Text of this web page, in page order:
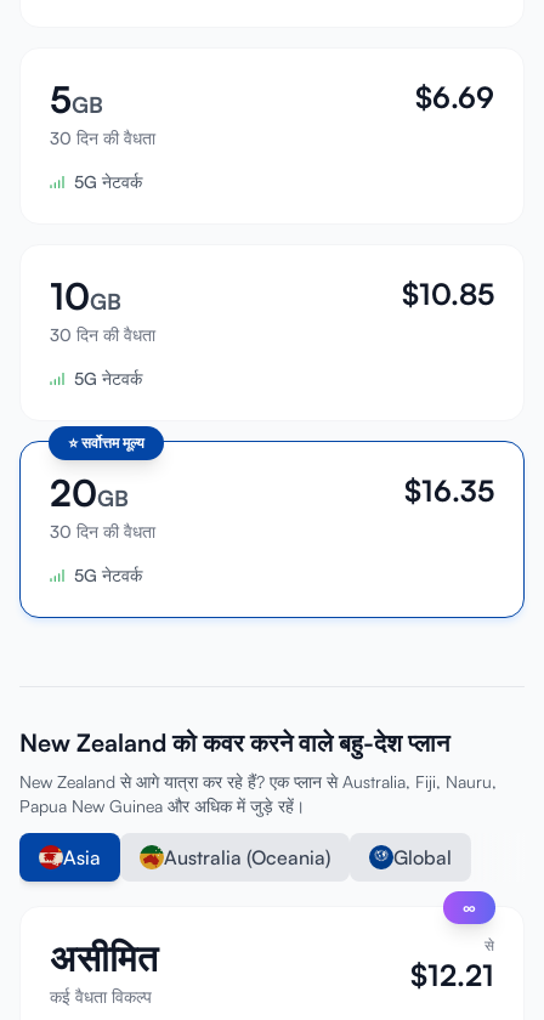
5GB
30 दिन की वैधता
$6.69
5G नेटवर्क
10GB
30 दिन की वैधता
$10.85
5G नेटवर्क
⭐सर्वोत्तम मूल्य
20GB
30 दिन की वैधता
$16.35
5G नेटवर्क
New Zealand को कवर करने वाले बहु-देश प्लान
New Zealand से आगे यात्रा कर रहे हैं? एक प्लान से Australia, Fiji, Nauru,
Papua New Guinea और अधिक में जुड़े रहें।
Asia Australia (Oceania) Global
∞
असीमित
कई वैधता विकल्प
से
$12.21